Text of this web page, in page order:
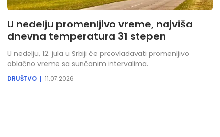
U nedelju promenljivo vreme, najviša
dnevna temperatura 31 stepen
U nedelju, 12. jula u Srbiji će preovladavati promenljivo
oblačno vreme sa sunčanim intervalima.
DRUŠTVO 11.07.2026